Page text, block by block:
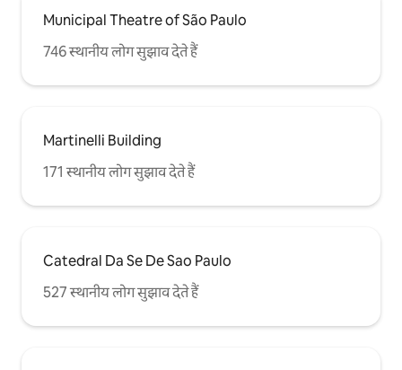
Municipal Theatre of São Paulo
746 स्थानीय लोग सुझाव देते हैं
Martinelli Building
171 स्थानीय लोग सुझाव देते हैं
Catedral Da Se De Sao Paulo
527 स्थानीय लोग सुझाव देते हैं